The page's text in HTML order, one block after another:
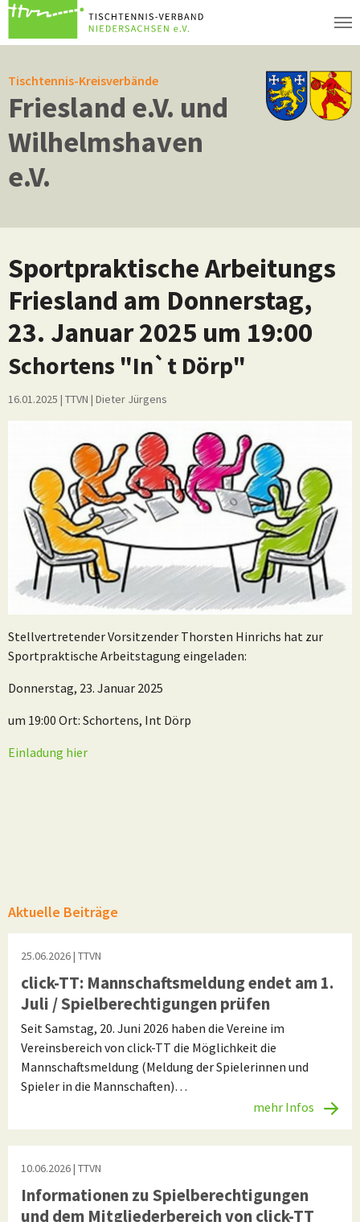
Tischtennis-Kreisverbände
Friesland e.V. und
Wilhelmshaven
e.V.
Sportpraktische Arbeitungs
Friesland am Donnerstag,
23. Januar 2025 um 19:00
Schortens "In`t Dörp"
16.01.2025 | TTVN | Dieter Jürgens
Stellvertretender Vorsitzender Thorsten Hinrichs hat zur
Sportpraktische Arbeitstagung eingeladen:
Donnerstag, 23. Januar 2025
um 19:00 Ort: Schortens, Int Dörp
Einladung hier
Aktuelle Beiträge
25.06.2026| TTVN
click-TT: Mannschaftsmeldung endet am 1.
Juli / Spielberechtigungen prüfen
Seit Samstag, 20. Juni 2026 haben die Vereine im
Vereinsbereich von click-TT die Möglichkeit die
Mannschaftsmeldung (Meldung der Spielerinnen und
Spieler in die Mannschaften)…
mehr Infos
10.06.2026| TTVN
Informationen zu Spielberechtigungen
und dem Mitgliederbereich von click-TT